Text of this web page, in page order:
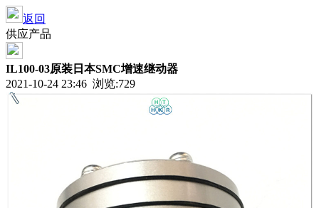
返回
供应产品
IL100-03原装日本SMC增速继动器
2021-10-24 23:46 浏览:729